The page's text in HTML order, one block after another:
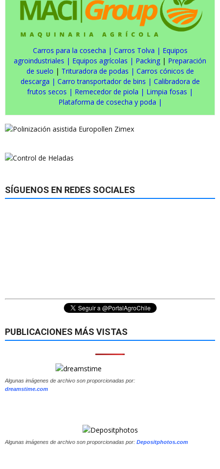
Carros para la cosecha | Carros Tolva | Equipos
agroindustriales | Equipos agrícolas | Packing | Preparación
de suelo | Trituradora de podas | Carros cónicos de
descarga | Carro transportador de bins | Calibradora de
frutos secos | Remecedor de piola | Limpia fosas |
Plataforma de cosecha y poda |
SÍGUENOS EN REDES SOCIALES
PUBLICACIONES MÁS VISTAS
Algunas imágenes de archivo son proporcionadas por:
dreamstime.com
Algunas imágenes de archivo son proporcionadas por: Depositphotos.com